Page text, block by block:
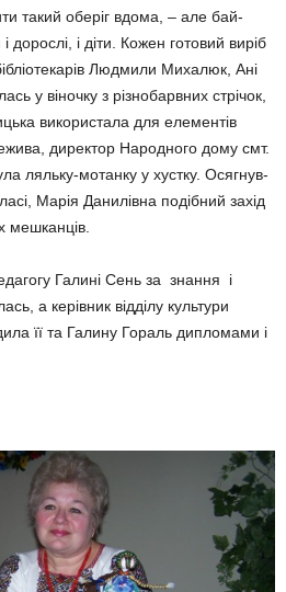
такий оберіг вдома, – але бай­
і діти. Кожен готовий виріб
Людмили Михалюк, Ані
у віночку з різнобарвних стрічок,
використала для елементів
директор Народного дому смт.
ляльку-мотанку у хустку. Осягнув­
Марія Данилівна подібний захід
мешканців.
Галині Сень за знання і
а керівник відділу культури
її та Галину Гораль дипломами і